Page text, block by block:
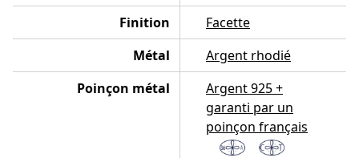
Finition
Facette
Métal
Argent rhodié
Poinçon métal
Argent 925 +
garanti par un
poinçon français